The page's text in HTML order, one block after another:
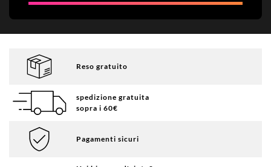
Reso gratuito
spedizione gratuita
sopra i 60€
Pagamenti sicuri